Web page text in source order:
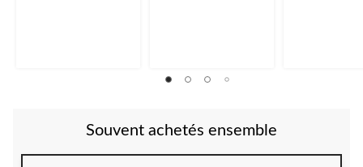
Souvent achetés ensemble